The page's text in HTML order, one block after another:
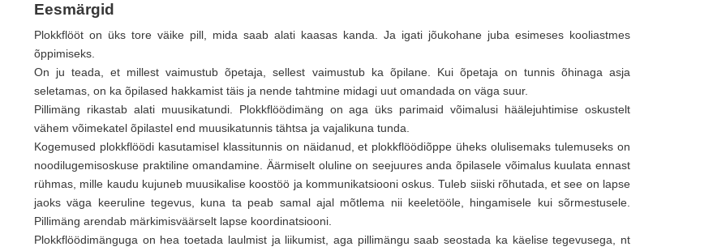
Eesmärgid
Plokkflööt on üks tore väike pill, mida saab alati kaasas kanda. Ja igati jõukohane juba esimeses kooliastmes
õppimiseks.
On ju teada, et millest vaimustub õpetaja, sellest vaimustub ka õpilane. Kui õpetaja on tunnis õhinaga asja
seletamas, on ka õpilased hakkamist täis ja nende tahtmine midagi uut omandada on väga suur.
Pillimäng rikastab alati muusikatundi. Plokkflöödimäng on aga üks parimaid võimalusi häälejuhtimise oskustelt
vähem võimekatel õpilastel end muusikatunnis tähtsa ja vajalikuna tunda.
Kogemused plokkflöödi kasutamisel klassitunnis on näidanud, et plokkflöödiõppe üheks olulisemaks tulemuseks on
noodilugemisoskuse praktiline omandamine. Äärmiselt oluline on seejuures anda õpilasele võimalus kuulata ennast
rühmas, mille kaudu kujuneb muusikalise koostöö ja kommunikatsiooni oskus. Tuleb siiski rõhutada, et see on lapse
jaoks väga keeruline tegevus, kuna ta peab samal ajal mõtlema nii keeletööle, hingamisele kui sõrmestusele.
Pillimäng arendab märkimisväärselt lapse koordinatsiooni.
Plokkflöödimänguga on hea toetada laulmist ja liikumist, aga pillimängu saab seostada ka käelise tegevusega, nt